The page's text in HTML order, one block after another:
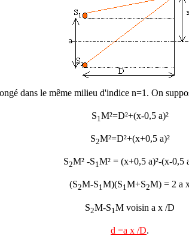
dans le même milieu d'indice n=1. On
S1 M²=D²+(x-0,5 a)²
S2M²=D²+(x+0,5 a)²
S2M² -S1M² = (x+0,5 a)²-(x-0,5
(S2M-S1M)(S1M+S2M) = 2 a
S2M-S1 M voisin a x /D
d =a x /D.